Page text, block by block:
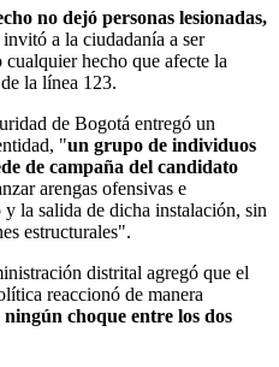
no dejó personas lesionadas,
a la ciudadanía a ser
hecho que afecte la
la línea 123.
de Bogotá entregó un
"un grupo de individuos
de campaña del candidato
arengas ofensivas e
la salida de dicha instalación, sin
estructurales".
distrital agregó que el
reaccionó de manera
choque entre los dos